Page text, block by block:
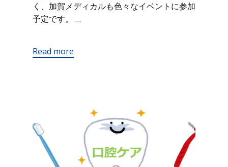
く、加賀メディカルも色々なイベントに参加
予定です。 …
Read more